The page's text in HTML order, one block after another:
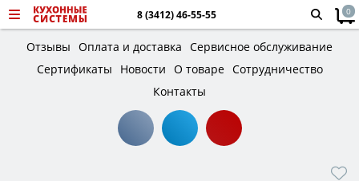
8 (3412) 46-55-55 0
Отзывы Оплата и доставка Сервисное обслуживание
Сертификаты
Новости О товаре Сотрудничество
Контакты